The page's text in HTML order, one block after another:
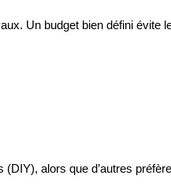
Un budget bien défini évite
alors que d’autres